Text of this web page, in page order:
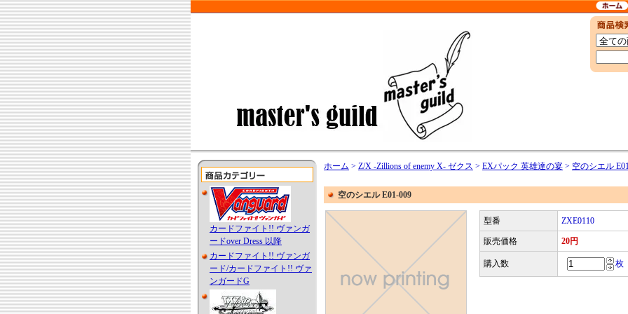
カードファイト!! ヴァンガ
ードover Dress 以降
カードファイト!! ヴァンガ
ード/カードファイト!! ヴァ
ンガードG
ホーム > Z/X -Zillions of enemy X- ゼクス > EXパック 英雄達の宴 > 空のシエル
空のシエル E01-009
型番 ZXE0110
販売価格 20円
購入数 枚